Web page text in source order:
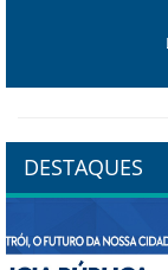
DESTAQUES